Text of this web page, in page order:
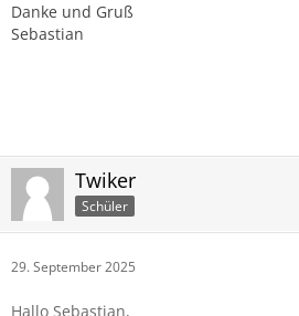
Danke und Gruß
Sebastian
Twiker
Schüler
29. September 2025
Hallo Sebastian,